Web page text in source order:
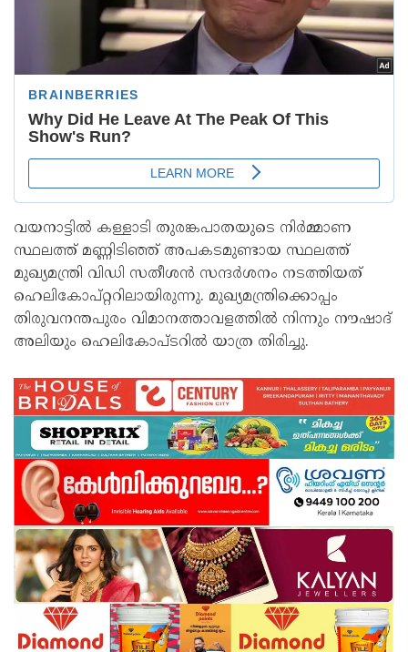
വയനാട്ടില്‍ കള്ളാടി തുരങ്കപാതയുടെ നിര്‍മ്മാണ
സ്ഥലത്ത് മണ്ണിടിഞ്ഞ് അപകടമുണ്ടായ സ്ഥലത്ത്
മുഖ്യമന്ത്രി വിഡി സതീശന്‍ സന്ദര്‍ശനം നടത്തിയത്
ഹെലികോപ്റ്ററിലായിരുന്നു. മുഖ്യമന്ത്രിക്കൊപ്പം
തിരുവനന്തപുരം വിമാനത്താവളത്തില്‍ നിന്നും നൗഷാദ്
അലിയും ഹെലികോപ്ടറില്‍ യാത്ര തിരിച്ചു.